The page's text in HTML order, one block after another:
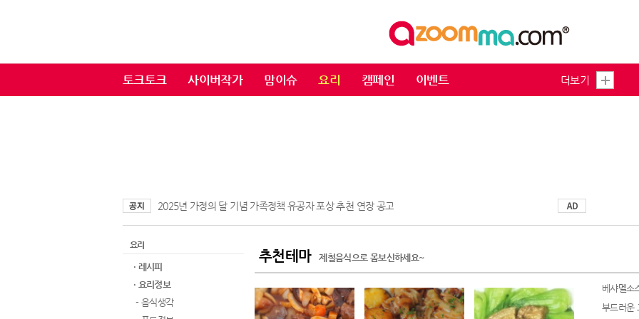
토크토크 사이버작가 맘이슈 요리 캠페인 이벤트 더보기
2025년 가정의 달 기념 가족정책 유공자 포상 추천 연장 공고
요리
· 레시피
· 요리정보
- 음식생각
추천테마 제철음식으로 몸보신하세요~
베샤멜소